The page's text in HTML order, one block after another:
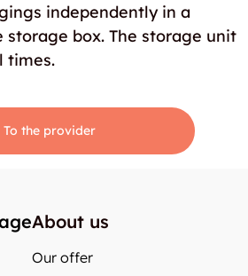
independently in a
storage box. The storage unit
times.
To the provider
About us
Our offer